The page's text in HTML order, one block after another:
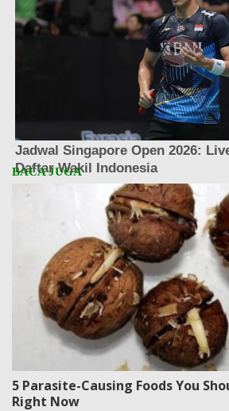
5 Parasite-Causing Foods You
Right Now